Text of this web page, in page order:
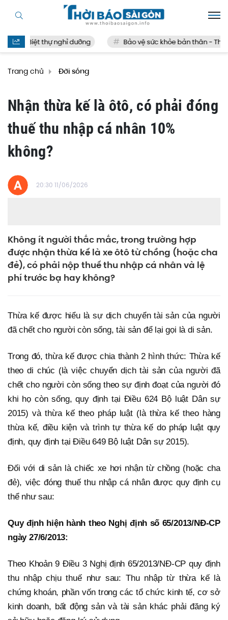
Biệt thự nghỉ dưỡng Bảo vệ sức khỏe bản thân - Thế
Trang chủ Đời sống
Nhận thừa kế là ôtô, có phải đóng
thuế thu nhập cá nhân 10%
không?
20:30 11/06/2026
Không ít người thắc mắc, trong trường hợp
được nhận thừa kế là xe ôtô từ chồng (hoặc cha
đẻ), có phải nộp thuế thu nhập cá nhân và lệ
phí trước bạ hay không?
Thừa kế được hiểu là sự dịch chuyển tài sản của người
đã chết cho người còn sống, tài sản để lại gọi là di sản.
Trong đó, thừa kế được chia thành 2 hình thức: Thừa kế
theo di chúc (là việc chuyển dịch tài sản của người đã
chết cho người còn sống theo sự định đoạt của người đó
khi họ còn sống, quy định tại Điều 624 Bộ luật Dân sự
2015) và thừa kế theo pháp luật (là thừa kế theo hàng
thừa kế, điều kiện và trình tự thừa kế do pháp luật quy
định, quy định tại Điều 649 Bộ luật Dân sự 2015).
Đối với di sản là chiếc xe hơi nhận từ chồng (hoặc cha
đẻ), việc đóng thuế thu nhập cá nhân được quy định cụ
thể như sau:
Quy định hiện hành theo Nghị định số 65/2013/NĐ-CP
ngày 27/6/2013:
Theo Khoản 9 Điều 3 Nghị định 65/2013/NĐ-CP quy định
thu nhập chịu thuế như sau: Thu nhập từ thừa kế là
chứng khoán, phần vốn trong các tổ chức kinh tế, cơ sở
kinh doanh, bất động sản và tài sản khác phải đăng ký